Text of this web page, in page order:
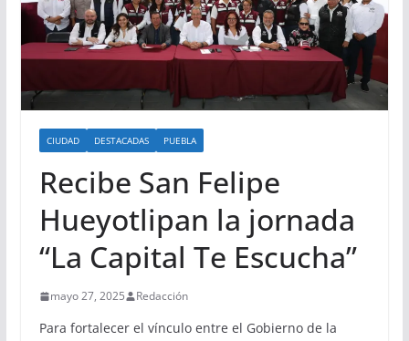
CIUDAD DESTACADAS PUEBLA
Recibe San Felipe
Hueyotlipan la jornada
“La Capital Te Escucha”
mayo 27, 2025 Redacción
Para fortalecer el vínculo entre el Gobierno de la